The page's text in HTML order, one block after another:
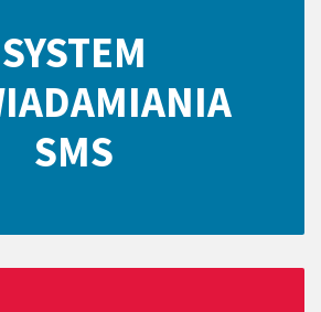
SYSTEM
SMS